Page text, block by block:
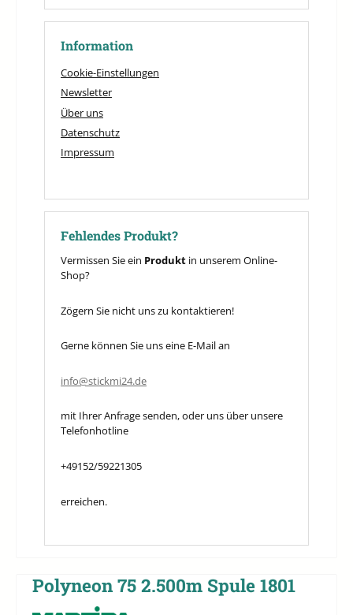
Information
Cookie-Einstellungen
Newsletter
Über uns
Datenschutz
Impressum
Fehlendes Produkt?
Vermissen Sie ein Produkt in unserem Online-
Shop?
Zögern Sie nicht uns zu kontaktieren!
Gerne können Sie uns eine E-Mail an
info@stickmi24.de
mit Ihrer Anfrage senden, oder uns über unsere
Telefonhotline
+49152/59221305
erreichen.
Polyneon 75 2.500m Spule 1801